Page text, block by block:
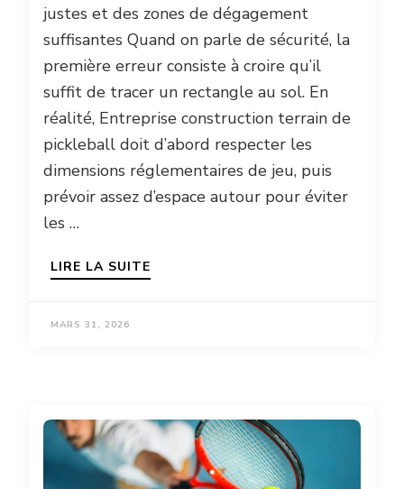
justes et des zones de dégagement
suffisantes Quand on parle de sécurité, la
première erreur consiste à croire qu’il
suffit de tracer un rectangle au sol. En
réalité, Entreprise construction terrain de
pickleball doit d’abord respecter les
dimensions réglementaires de jeu, puis
prévoir assez d’espace autour pour éviter
les …
LIRE LA SUITE
MARS 31, 2026